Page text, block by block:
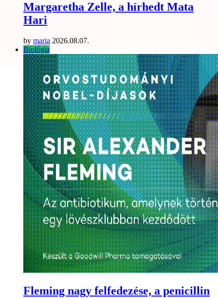
Margaretha Zelle, a hírhedt Mata
Hari
by maria 2026.08.07.
Biológia
Fleming nagy felfedezése, a penicillin